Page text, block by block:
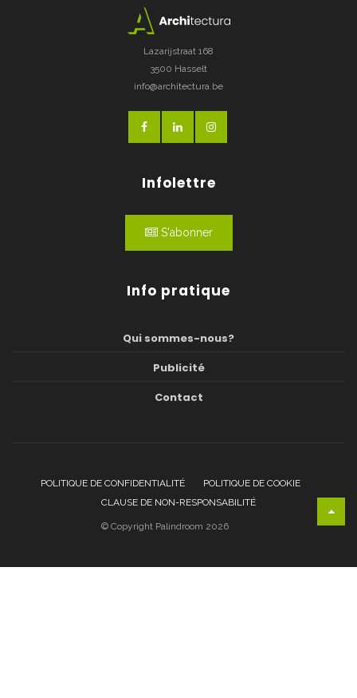
Lazarijstraat 168
3500 Hasselt
info@architectura.be
Infolettre
S'abonner
Info pratique
Qui sommes-nous?
Publicité
Contact
POLITIQUE DE CONFIDENTIALITÉ
POLITIQUE DE COOKIE
CLAUSE DE NON-RESPONSABILITÉ
© Copyright Palindroom 2026